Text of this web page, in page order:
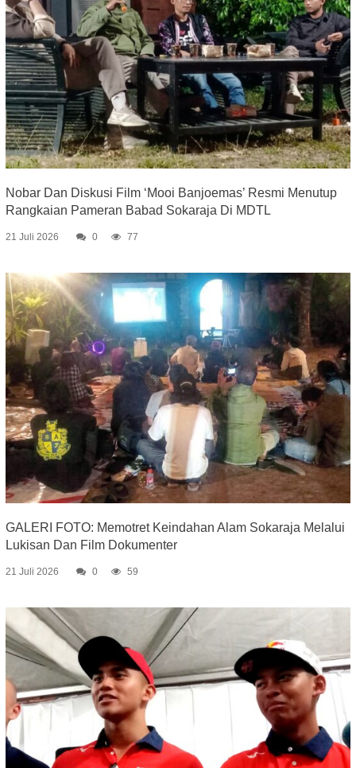
Nobar Dan Diskusi Film ‘Mooi Banjoemas’ Resmi Menutup
Rangkaian Pameran Babad Sokaraja Di MDTL
21 Juli 2026 0 77
GALERI FOTO: Memotret Keindahan Alam Sokaraja Melalui
Lukisan Dan Film Dokumenter
21 Juli 2026 0 59